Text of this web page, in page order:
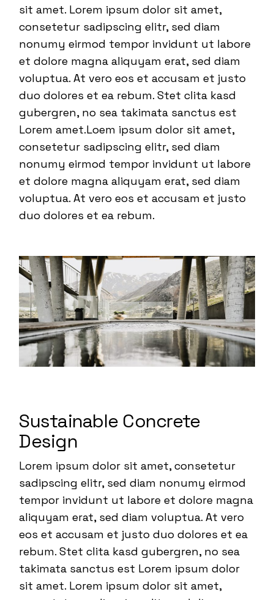
sit amet. Lorem ipsum dolor sit amet,
consetetur sadipscing elitr, sed diam
nonumy eirmod tempor invidunt ut labore
et dolore magna aliquyam erat, sed diam
voluptua. At vero eos et accusam et justo
duo dolores et ea rebum. Stet clita kasd
gubergren, no sea takimata sanctus est
Lorem amet.Loem ipsum dolor sit amet,
consetetur sadipscing elitr, sed diam
nonumy eirmod tempor invidunt ut labore
et dolore magna aliquyam erat, sed diam
voluptua. At vero eos et accusam et justo
duo dolores et ea rebum.
Sustainable Concrete
Design
Lorem ipsum dolor sit amet, consetetur
sadipscing elitr, sed diam nonumy eirmod
tempor invidunt ut labore et dolore magna
aliquyam erat, sed diam voluptua. At vero
eos et accusam et justo duo dolores et ea
rebum. Stet clita kasd gubergren, no sea
takimata sanctus est Lorem ipsum dolor
sit amet. Lorem ipsum dolor sit amet,